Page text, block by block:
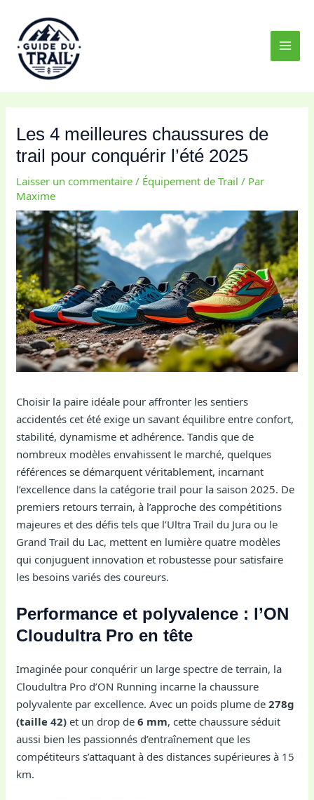
contenu
Les 4 meilleures chaussures de
trail pour conquérir l’été 2025
Laisser un commentaire / Équipement de Trail / Par
Maxime
Choisir la paire idéale pour affronter les sentiers
accidentés cet été exige un savant équilibre entre confort,
stabilité, dynamisme et adhérence. Tandis que de
nombreux modèles envahissent le marché, quelques
références se démarquent véritablement, incarnant
l’excellence dans la catégorie trail pour la saison 2025. De
premiers retours terrain, à l’approche des compétitions
majeures et des défis tels que l’Ultra Trail du Jura ou le
Grand Trail du Lac, mettent en lumière quatre modèles
qui conjuguent innovation et robustesse pour satisfaire
les besoins variés des coureurs.
Performance et polyvalence : l’ON
Cloudultra Pro en tête
Imaginée pour conquérir un large spectre de terrain, la
Cloudultra Pro d’ON Running incarne la chaussure
polyvalente par excellence. Avec un poids plume de278g
(taille 42) et un drop de6 mm, cette chaussure séduit
aussi bien les passionnés d’entraînement que les
compétiteurs s’attaquant à des distances supérieures à 15
km.